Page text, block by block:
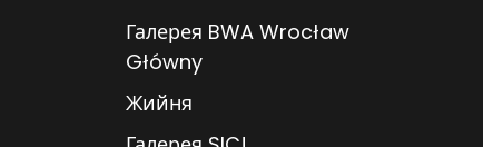
Галерея BWA Wrocław
Główny
Жийня